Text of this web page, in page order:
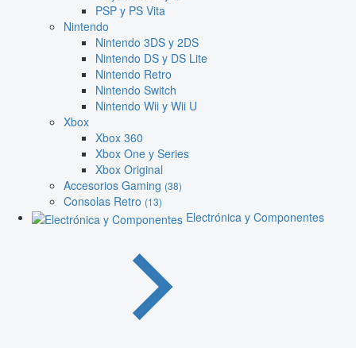
PSP y PS Vita
Nintendo
Nintendo 3DS y 2DS
Nintendo DS y DS Lite
Nintendo Retro
Nintendo Switch
Nintendo Wii y Wii U
Xbox
Xbox 360
Xbox One y Series
Xbox Original
Accesorios Gaming (38)
Consolas Retro (13)
Electrónica y Componentes